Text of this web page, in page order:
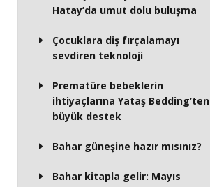
Hatay’da umut dolu buluşma
Çocuklara diş fırçalamayı
sevdiren teknoloji
Prematüre bebeklerin
ihtiyaçlarına Yataş Bedding’ten
büyük destek
Bahar güneşine hazır mısınız?
Bahar kitapla gelir: Mayıs